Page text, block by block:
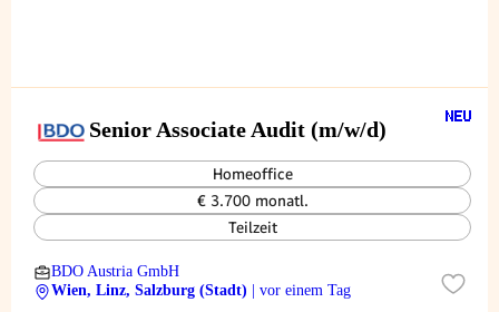
Senior Associate Audit (m/w/d)
Homeoffice
€ 3.700 monatl.
Teilzeit
BDO Austria GmbH
Wien, Linz, Salzburg (Stadt)
| vor einem Tag